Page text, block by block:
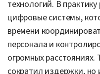
технологий. В
цифровые системы,
времени
персонала и
огромных
сократил издержки, но